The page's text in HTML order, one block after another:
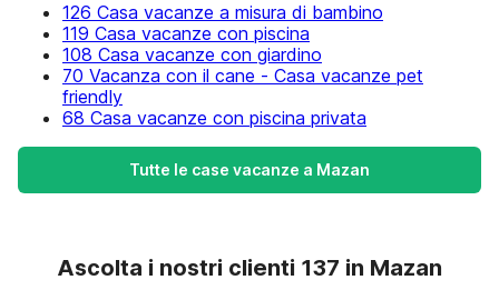
126 Casa vacanze a misura di bambino
119 Casa vacanze con piscina
108 Casa vacanze con giardino
70 Vacanza con il cane - Casa vacanze pet
friendly
68 Casa vacanze con piscina privata
Tutte le case vacanze a Mazan
Ascolta i nostri clienti 137 in Mazan